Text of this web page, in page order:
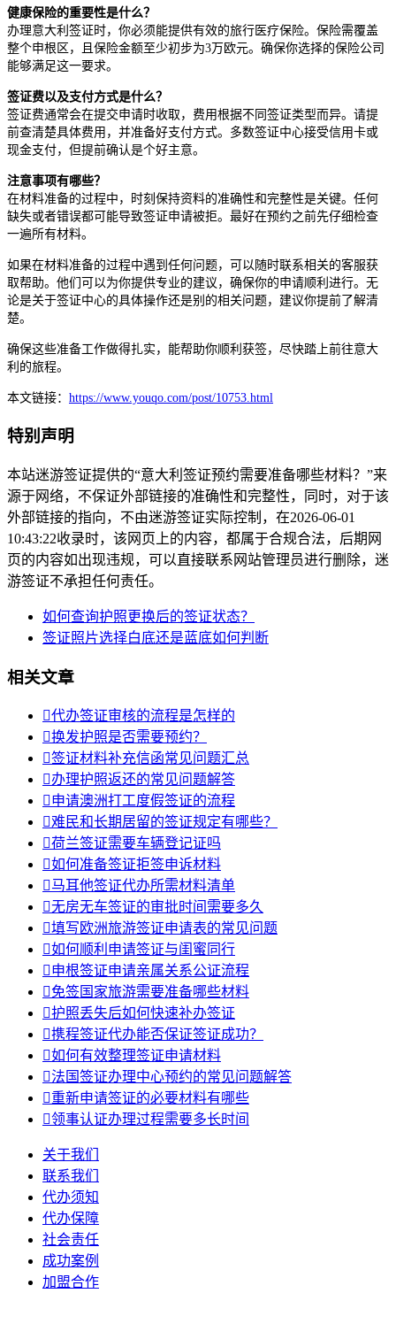
健康保险的重要性是什么？
办理意大利签证时，你必须能提供有效的旅行医疗保险。保险需覆盖
整个申根区，且保险金额至少初步为3万欧元。确保你选择的保险公司
能够满足这一要求。
签证费以及支付方式是什么？
签证费通常会在提交申请时收取，费用根据不同签证类型而异。请提
前查清楚具体费用，并准备好支付方式。多数签证中心接受信用卡或
现金支付，但提前确认是个好主意。
注意事项有哪些？
在材料准备的过程中，时刻保持资料的准确性和完整性是关键。任何
缺失或者错误都可能导致签证申请被拒。最好在预约之前先仔细检查
一遍所有材料。
如果在材料准备的过程中遇到任何问题，可以随时联系相关的客服获
取帮助。他们可以为你提供专业的建议，确保你的申请顺利进行。无
论是关于签证中心的具体操作还是别的相关问题，建议你提前了解清
楚。
确保这些准备工作做得扎实，能帮助你顺利获签，尽快踏上前往意大
利的旅程。
本文链接： https://www.youqo.com/post/10753.html
特别声明
本站迷游签证提供的“意大利签证预约需要准备哪些材料？”来
源于网络，不保证外部链接的准确性和完整性，同时，对于该
外部链接的指向，不由迷游签证实际控制，在2026-06-01
10:43:22收录时，该网页上的内容，都属于合规合法，后期网
页的内容如出现违规，可以直接联系网站管理员进行删除，迷
游签证不承担任何责任。
如何查询护照更换后的签证状态？
签证照片选择白底还是蓝底如何判断
相关文章
代办签证审核的流程是怎样的
换发护照是否需要预约？
签证材料补充信函常见问题汇总
办理护照返还的常见问题解答
申请澳洲打工度假签证的流程
难民和长期居留的签证规定有哪些？
荷兰签证需要车辆登记证吗
如何准备签证拒签申诉材料
马耳他签证代办所需材料清单
无房无车签证的审批时间需要多久
填写欧洲旅游签证申请表的常见问题
如何顺利申请签证与闺蜜同行
申根签证申请亲属关系公证流程
免签国家旅游需要准备哪些材料
护照丢失后如何快速补办签证
携程签证代办能否保证签证成功？
如何有效整理签证申请材料
法国签证办理中心预约的常见问题解答
重新申请签证的必要材料有哪些
领事认证办理过程需要多长时间
关于我们
联系我们
代办须知
代办保障
社会责任
成功案例
加盟合作